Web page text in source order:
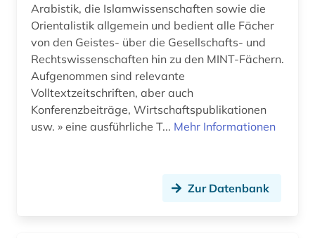
Arabistik, die Islamwissenschaften sowie die
Orientalistik allgemein und bedient alle Fächer
von den Geistes- über die Gesellschafts- und
Rechtswissenschaften hin zu den MINT-Fächern.
Aufgenommen sind relevante
Volltextzeitschriften, aber auch
Konferenzbeiträge, Wirtschaftspublikationen
usw. » eine ausführliche T... Mehr Informationen
Zur Datenbank